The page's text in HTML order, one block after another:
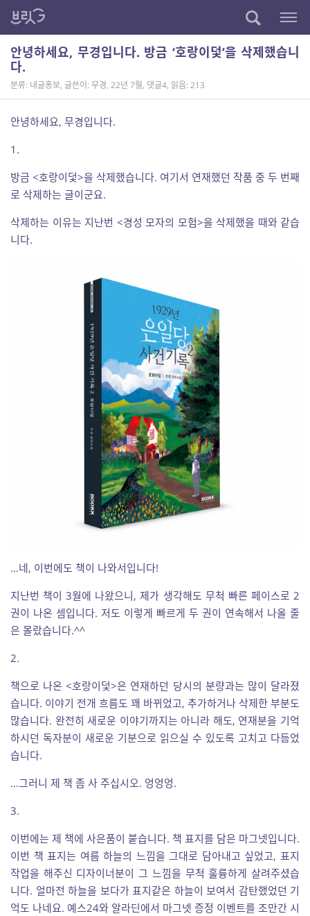
안녕하세요, 무경입니다. 방금 ‘호랑이덫’을 삭제했습니
다.
분류: 내글홍보, 글쓴이: 무경, 22년 7월, 댓글4, 읽음: 213
안녕하세요, 무경입니다.
1.
방금 <호랑이덫>을 삭제했습니다. 여기서 연재했던 작품 중 두 번째
로 삭제하는 글이군요.
삭제하는 이유는 지난번 <경성 모자의 모험>을 삭제했을 때와 같습
니다.
…네, 이번에도 책이 나와서입니다!
지난번 책이 3월에 나왔으니, 제가 생각해도 무척 빠른 페이스로 2
권이 나온 셈입니다. 저도 이렇게 빠르게 두 권이 연속해서 나올 줄
은 몰랐습니다.^^
2.
책으로 나온 <호랑이덫>은 연재하던 당시의 분량과는 많이 달라졌
습니다. 이야기 전개 흐름도 꽤 바뀌었고, 추가하거나 삭제한 부분도
많습니다. 완전히 새로운 이야기까지는 아니라 해도, 연재분을 기억
하시던 독자분이 새로운 기분으로 읽으실 수 있도록 고치고 다듬었
습니다.
…그러니 제 책 좀 사 주십시오. 엉엉엉.
3.
이번에는 제 책에 사은품이 붙습니다. 책 표지를 담은 마그넷입니다.
이번 책 표지는 여름 하늘의 느낌을 그대로 담아내고 싶었고, 표지
작업을 해주신 디자이너분이 그 느낌을 무척 훌륭하게 살려주셨습
니다. 얼마전 하늘을 보다가 표지같은 하늘이 보여서 감탄했었던 기
억도 나네요. 예스24와 알라딘에서 마그넷 증정 이벤트를 조만간 시